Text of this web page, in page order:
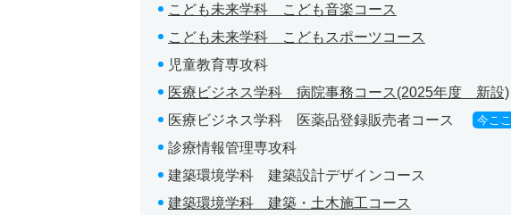
こども未来学科 こども音楽コース
こども未来学科 こどもスポーツコース
児童教育専攻科
医療ビジネス学科 病院事務コース(2025年度 新設)
医療ビジネス学科 医薬品登録販売者コース
今ここ
診療情報管理専攻科
建築環境学科 建築設計デザインコース
建築環境学科 建築・土木施工コース